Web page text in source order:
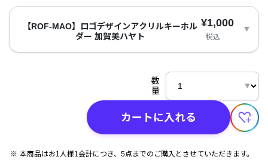
【ROF-MAO】ロゴデザインアクリルキーホル
ダー 加賀美ハヤト
¥1,000
税込
数
量
カートに入れる
本商品はお1人様1会計につき、5点までのご購入とさせていただきます。